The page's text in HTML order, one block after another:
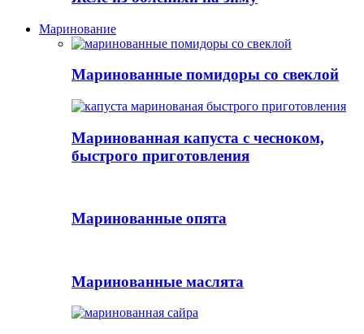
Маринование
Маринованные помидоры со свеклой
Маринованная капуста с чесноком,
быстрого приготовления
Маринованные опята
Маринованные маслята